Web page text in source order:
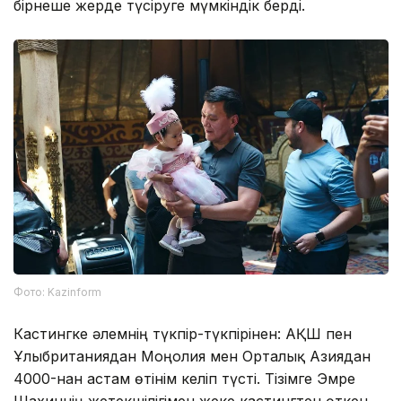
бірнеше жерде түсіруге мүмкіндік берді.
Фото: Kazinform
Кастингке әлемнің түкпір-түкпірінен: АҚШ пен
Ұлыбританиядан Моңғолия мен Орталық Азиядан
4000-нан астам өтінім келіп түсті. Тізімге Эмре